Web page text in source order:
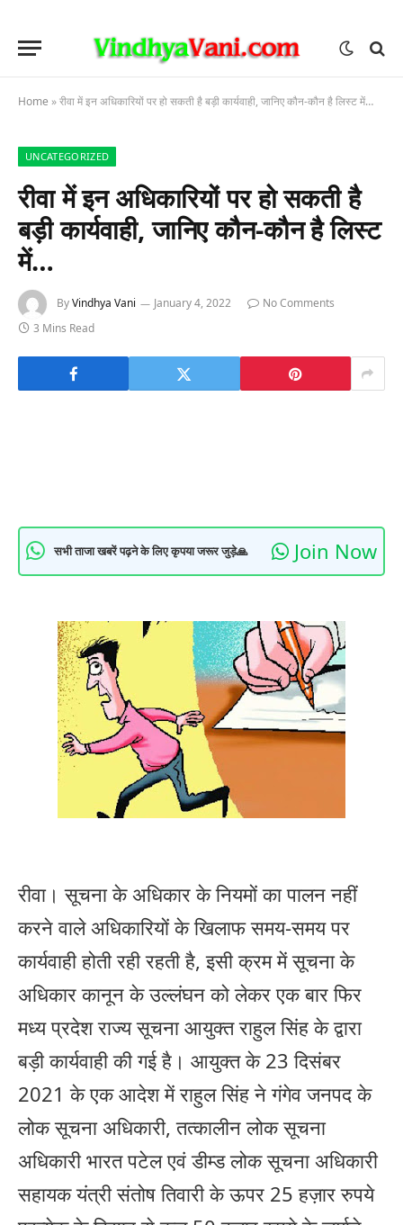
Home »रीवा में इन अधिकारियों पर हो सकती है बड़ी कार्यवाही, जानिए कौन-कौन है लिस्ट में…
UNCATEGORIZED
रीवा में इन अधिकारियों पर हो सकती है
बड़ी कार्यवाही, जानिए कौन-कौन है लिस्ट
में…
ByVindhya Vani January 4, 2022
No Comments
3 Mins Read
सभी ताजा खबरें पढ़ने के लिए कृपया जरूर जुड़े🙏 Join Now
रीवा। सूचना के अधिकार के नियमों का पालन नहीं
करने वाले अधिकारियों के खिलाफ समय-समय पर
कार्यवाही होती रही रहती है, इसी क्रम में सूचना के
अधिकार कानून के उल्लंघन को लेकर एक बार फिर
मध्य प्रदेश राज्य सूचना आयुक्त राहुल सिंह के द्वारा
बड़ी कार्यवाही की गई है। आयुक्त के 23 दिसंबर
2021 के एक आदेश में राहुल सिंह ने गंगेव जनपद के
लोक सूचना अधिकारी, तत्कालीन लोक सूचना
अधिकारी भारत पटेल एवं डीम्ड लोक सूचना अधिकारी
सहायक यंत्री संतोष तिवारी के ऊपर 25 हज़ार रुपये